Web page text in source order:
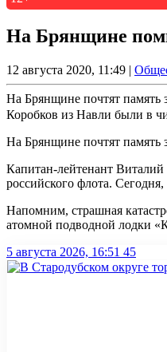
На Брянщине
12 августа 2020, 11:49 |
На Брянщине почтят память
Коробков из Навли были в
На Брянщине почтят память
Капитан-лейтенант
российского флота.
Напомним, страшная
атомной подводной лодки
5 августа 2026, 16:51 45